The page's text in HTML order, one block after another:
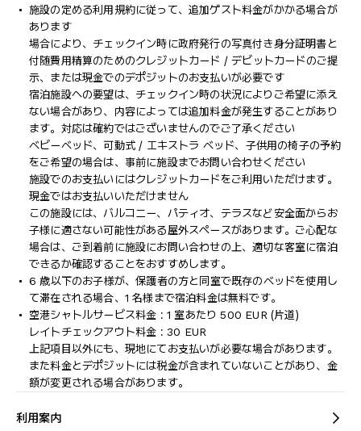
施設の定める利用規約に従って、追加ゲスト料金がかかる場合が
あります
場合により、チェックイン時に政府発行の写真付き身分証明書と
付随費用精算のためのクレジットカード / デビットカードのご提
示、または現金でのデポジットのお支払いが必要です
宿泊施設への要望は、チェックイン時の状況によりご希望に添え
ない場合があり、内容によっては追加料金が発生することがあり
ます。対応は確約ではございませんのでご了承ください
ベビーベッド、可動式 / エキストラ ベッド、子供用の椅子の予約
をご希望の場合は、事前に施設までお問い合わせください
施設でのお支払いにはクレジットカードをご利用いただけます。
現金ではお支払いいただけません
この施設には、バルコニー、パティオ、テラスなど安全面からお
子様に適さない可能性がある屋外スペースがあります。ご心配な
場合は、ご到着前に施設にお問い合わせの上、適切な客室に宿泊
できるか確認することをおすすめします。
6 歳以下のお子様が、保護者の方と同室で既存のベッドを使用し
て滞在される場合、1 名様まで宿泊料金は無料です。
空港シャトルサービス料金 : 1 室あたり 500 EUR (片道)
レイトチェックアウト料金 : 30 EUR
上記項目以外にも、現地にてお支払いが必要な場合があります。
また料金とデポジットには税金が含まれていないことがあり、金
額が変更される場合があります。
利用案内